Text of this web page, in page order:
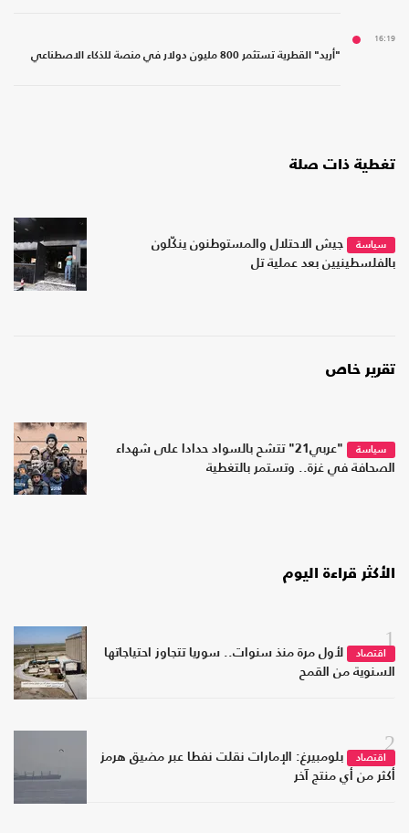
16:19
"أريد" القطرية تستثمر 800 مليون دولار في منصة للذكاء الاصطناعي
تغطية ذات صلة
سياسة
جيش الاحتلال والمستوطنون ينكّلون
بالفلسطينيين بعد عملية تل
تقرير خاص
سياسة
"عربي21" تتشح بالسواد حدادا على شهداء
الصحافة في غزة.. وتستمر بالتغطية
الأكثر قراءة اليوم
1
اقتصاد
لأول مرة منذ سنوات.. سوريا تتجاوز احتياجاتها
السنوية من القمح
2
اقتصاد
بلومبيرغ: الإمارات نقلت نفطا عبر مضيق هرمز
أكثر من أي منتج آخر